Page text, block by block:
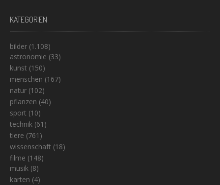
KATEGORIEN
bilder (1.108)
astronomie (33)
kunst (150)
menschen (167)
natur (102)
pflanzen (40)
sport (10)
technik (61)
tiere (761)
wissenschaft (18)
filme (148)
musik (8)
karten (4)